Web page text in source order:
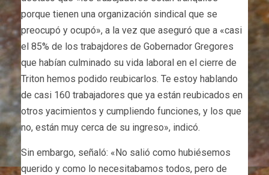
porque tienen una organización sindical que se
preocupó y ocupó», a la vez que aseguró que a «casi
el 85% de los trabajdores de Gobernador Gregores
que habían culminado su vida laboral en el cierre de
Triton hemos podido reubicarlos. Te estoy hablando
de casi 160 trabajadores que ya están reubicados en
otros yacimientos y cumpliendo funciones, y los que
no, están muy cerca de su ingreso», indicó.
Sin embargo, señaló: «No salió como hubiésemos
querido y como lo necesitabamos todos, pero de